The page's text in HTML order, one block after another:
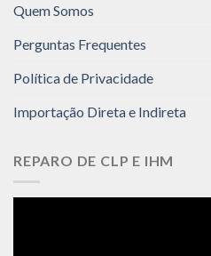
Quem Somos
Perguntas Frequentes
Política de Privacidade
Importação Direta e Indireta
REPARO DE CLP E IHM